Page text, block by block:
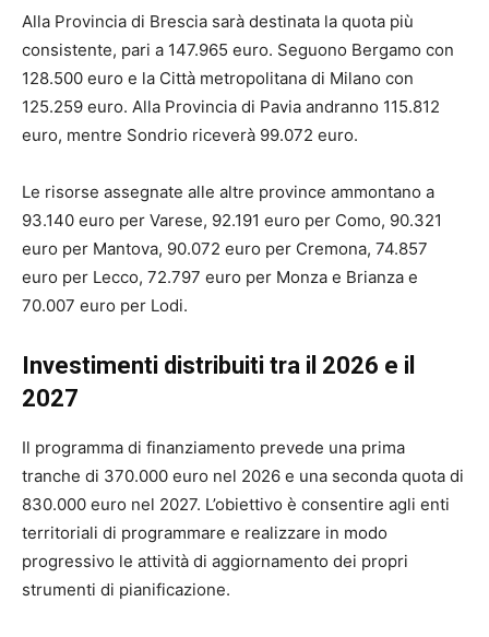
Alla Provincia di Brescia sarà destinata la quota più
consistente, pari a 147.965 euro. Seguono Bergamo con
128.500 euro e la Città metropolitana di Milano con
125.259 euro. Alla Provincia di Pavia andranno 115.812
euro, mentre Sondrio riceverà 99.072 euro.
Le risorse assegnate alle altre province ammontano a
93.140 euro per Varese, 92.191 euro per Como, 90.321
euro per Mantova, 90.072 euro per Cremona, 74.857
euro per Lecco, 72.797 euro per Monza e Brianza e
70.007 euro per Lodi.
Investimenti distribuiti tra il 2026 e il
2027
Il programma di finanziamento prevede una prima
tranche di 370.000 euro nel 2026 e una seconda quota di
830.000 euro nel 2027. L’obiettivo è consentire agli enti
territoriali di programmare e realizzare in modo
progressivo le attività di aggiornamento dei propri
strumenti di pianificazione.